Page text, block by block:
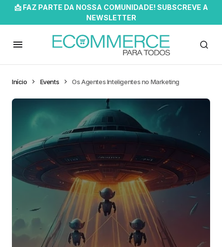
📩 FAZ PARTE DA NOSSA COMUNIDADE! SUBSCREVE A
NEWSLETTER
Início Events Os Agentes Inteligentes no Marketing